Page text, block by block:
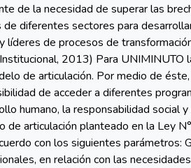
de la necesidad de superar las
de diferentes sectores para
de procesos de
2013) Para UNIMINUTO
de articulación. Por medio de
de acceder a diferentes
humano, la responsabilidad social
de articulación planteado en la Ley
con los siguientes parámetros:
en relación con las